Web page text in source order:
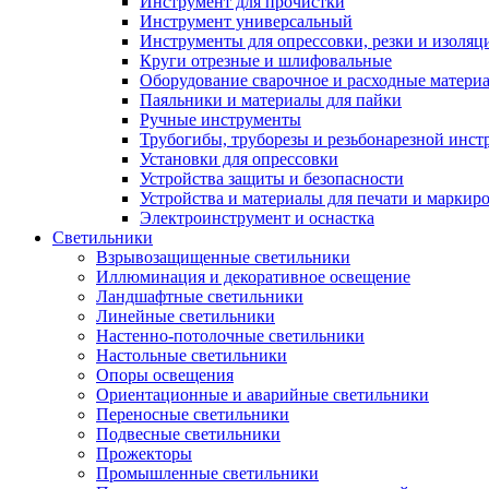
Инструмент универсальный
Инструменты для опрессовки, резки и
Круги отрезные и шлифовальные
Оборудование сварочное и расходные
Паяльники и материалы для пайки
Ручные инструменты
Трубогибы, труборезы и резьбонарезной
Установки для опрессовки
Устройства защиты и безопасности
Устройства и материалы для печати и
Электроинструмент и оснастка
Светильники
Взрывозащищенные светильники
Иллюминация и декоративное освещение
Ландшафтные светильники
Линейные светильники
Настенно-потолочные светильники
Настольные светильники
Опоры освещения
Ориентационные и аварийные светильники
Переносные светильники
Подвесные светильники
Прожекторы
Промышленные светильники